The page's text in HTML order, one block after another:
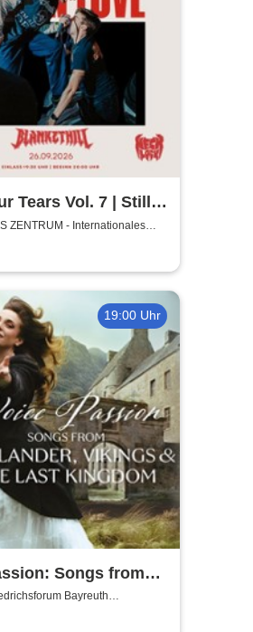
Tears Vol. 7 | Still
Hill,
Glass Out
ZENTRUM - Internationales
Bayreuth
19:00 Uhr
Songs from
Vikings & The Last
Bayreuth